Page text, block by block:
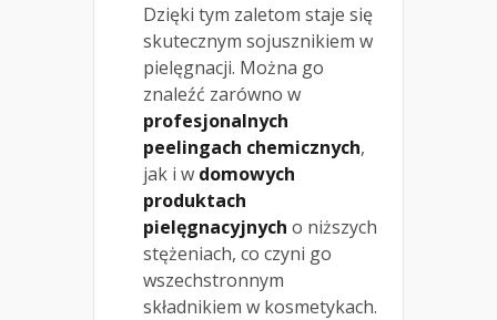
Dzięki tym zaletom staje się
skutecznym sojusznikiem w
pielęgnacji. Można go
znaleźć zarówno w
profesjonalnych
peelingach chemicznych,
jak i w domowych
produktach
pielęgnacyjnych o niższych
stężeniach, co czyni go
wszechstronnym
składnikiem w kosmetykach.